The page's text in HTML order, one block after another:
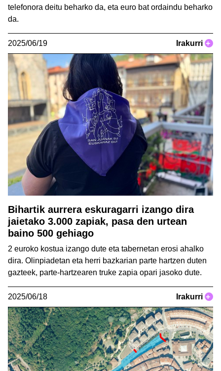
telefonora deitu beharko da, eta euro bat ordaindu beharko
da.
2025/06/19 Irakurri +
Bihartik aurrera eskuragarri izango dira
jaietako 3.000 zapiak, pasa den urtean
baino 500 gehiago
2 euroko kostua izango dute eta tabernetan erosi ahalko
dira. Olinpiadetan eta herri bazkarian parte hartzen duten
gazteek, parte-hartzearen truke zapia opari jasoko dute.
2025/06/18 Irakurri +